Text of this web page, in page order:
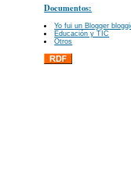
Documentos:
Yo fui un Blogger
Educación y TIC
Otros